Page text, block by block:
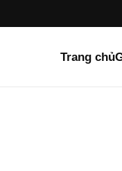
Trang chủ